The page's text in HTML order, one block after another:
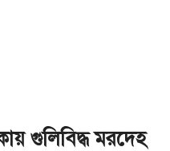
গুলিবিদ্ধ মরদেহ